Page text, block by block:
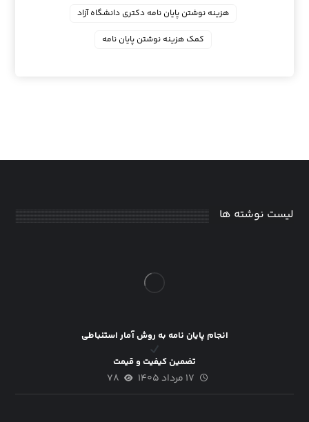
هزینه نوشتن پایان نامه دکتری دانشگاه آزاد
کمک هزینه نوشتن پایان نامه
لیست نوشته ها
انجام پایان نامه به روش آمار استنباطی
تضمین کیفیت و قیمت
۱۷ مرداد ۱۴۰۵ ۷۸